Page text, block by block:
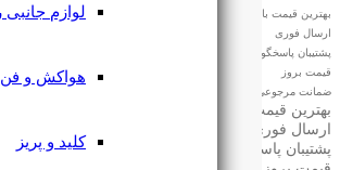
لوازم جانبی
هواکش و فن
کلید و پریز
بهترین قیمت بازار
ارسال فوری
پشتیبان پاسخگو
قیمت بروز
ضمانت مرجوعی
بهترین قیمت بازار
ارسال فوری
پشتیبان پاسخگو